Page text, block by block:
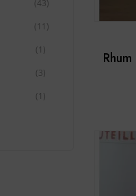
(43)
(11)
(1)
(3)
(1)